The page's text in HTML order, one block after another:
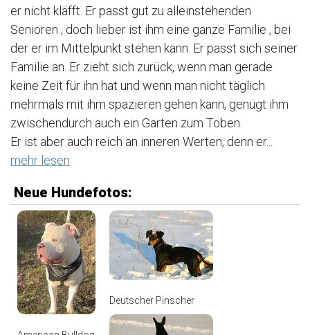
er nicht kläfft. Er passt gut zu alleinstehenden
Senioren , doch lieber ist ihm eine ganze Familie , bei
der er im Mittelpunkt stehen kann. Er passt sich seiner
Familie an. Er zieht sich zurück, wenn man gerade
keine Zeit für ihn hat und wenn man nicht täglich
mehrmals mit ihm spazieren gehen kann, genügt ihm
zwischendurch auch ein Garten zum Toben.
Er ist aber auch reich an inneren Werten, denn er...
mehr lesen
Neue Hundefotos:
Deutscher Pinscher